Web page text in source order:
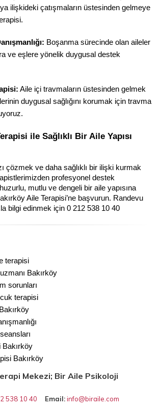
ilişkideki çatışmaların üstesinden gelmeye
Boşanma sürecinde olan aileler
ve eşlere yönelik duygusal destek
Aile içi travmaların üstesinden gelmek
duygusal sağlığını korumak için travma
ile Sağlıklı Bir Aile Yapısı
çözmek ve daha sağlıklı bir ilişki kurmak
profesyonel destek
mutlu ve dengeli bir aile yapısına
Aile Terapisi’ne başvurun. Randevu
bilgi edinmek için 0 212 538 10 40
terapisi
Bakırköy
sorunları
terapisi
Bakırköy
Bakırköy
Mekezi; Bir Aile Psikoloji
538 10 40 Email:info@biraile.com